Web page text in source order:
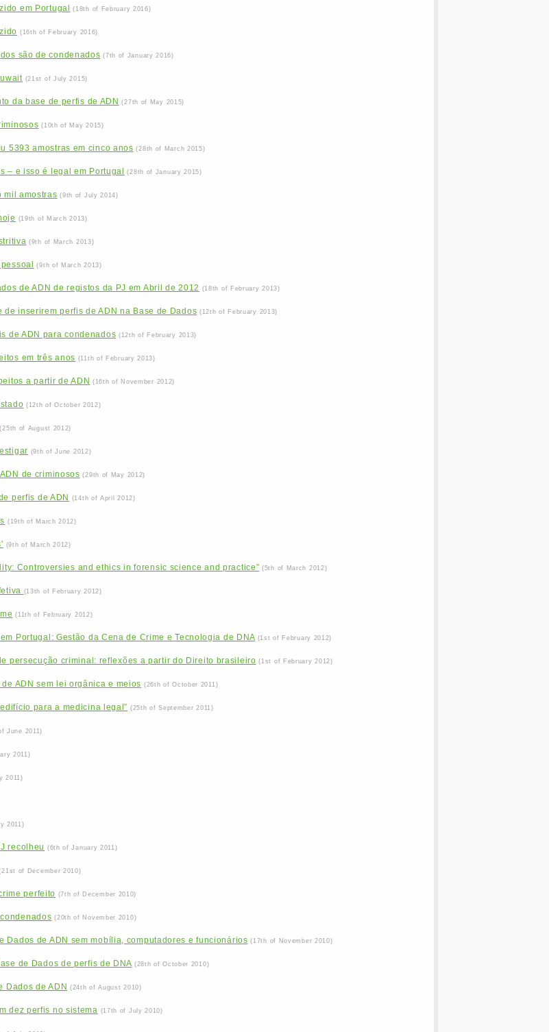
em Portugal (18th of February 2016)
(16th of February 2016)
são de condenados (7th of January 2016)
(21st of July 2015)
da base de perfis de ADN (27th of May 2015)
(10th of May 2015)
5393 amostras em cinco anos (28th of March 2015)
– e isso é legal em Portugal (28th of January 2015)
mil amostras (9th of July 2014)
(19th of March 2013)
(9th of March 2013)
(9th of March 2013)
de ADN de registos da PJ em Abril de 2012 (18th of February 2013)
inserirem perfis de ADN na Base de Dados (12th of February 2013)
de ADN para condenados (12th of February 2013)
em três anos (11th of February 2013)
a partir de ADN (16th of November 2012)
(12th of October 2012)
(25th of August 2012)
(9th of June 2012)
de criminosos (29th of May 2012)
perfis de ADN (14th of April 2012)
(19th of March 2012)
(9th of March 2012)
Controversies and ethics in forensic science and practice” (5th of March 2012)
(13th of February 2012)
(11th of February 2012)
Portugal: Gestão da Cena de Crime e Tecnologia de DNA (1st of February 2012)
persecução criminal: reflexões a partir do Direito brasileiro (1st of February 2012)
ADN sem lei orgânica e meios (26th of October 2011)
para a medicina legal” (25th of September 2011)
June 2011)
2011)
2011)
2011)
recolheu (6th of January 2011)
of December 2010)
perfeito (7th of December 2010)
(20th of November 2010)
Dados de ADN sem mobília, computadores e funcionários (17th of November 2010)
de Dados de perfis de DNA (28th of October 2010)
Dados de ADN (24th of August 2010)
dez perfis no sistema (17th of July 2010)